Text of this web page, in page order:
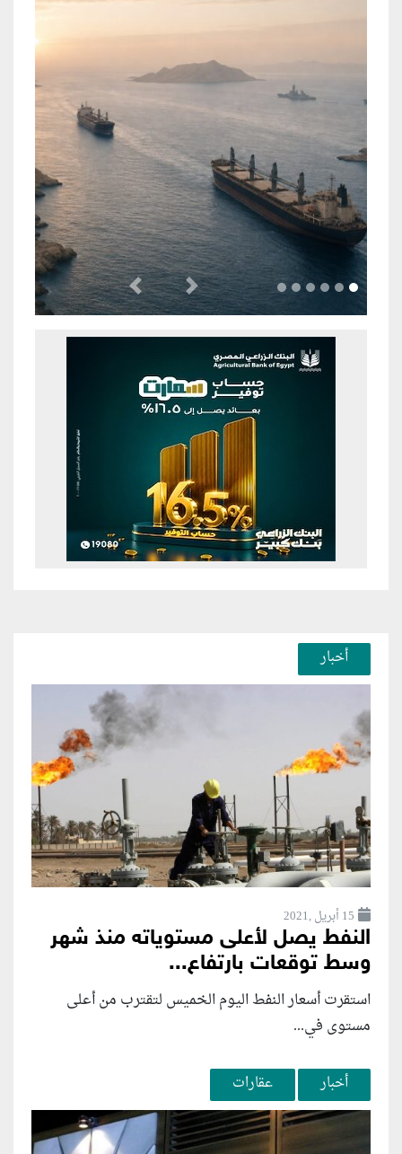
Previous Next
أخبار
15 أبريل ,2021
النفط يصل لأعلى مستوياته منذ شهر
وسط توقعات بارتفاع...
استقرت أسعار النفط اليوم الخميس لتقترب من أعلى
مستوى في...
أخبار عقارات